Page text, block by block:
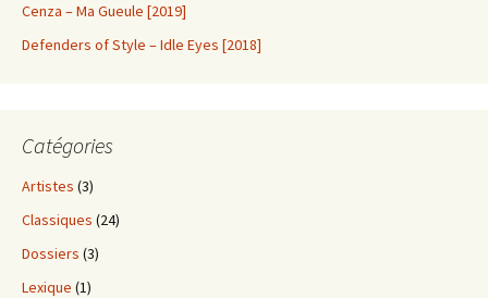
Cenza – Ma Gueule [2019]
Defenders of Style – Idle Eyes [2018]
Catégories
Artistes (3)
Classiques (24)
Dossiers (3)
Lexique (1)